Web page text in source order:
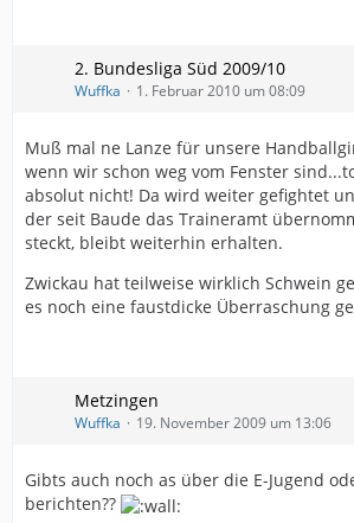
Ich breche auch mal `ne Lanze für die
können doch Handball spielen !
25.01.2010
Nicht mehr als gute Ansätze!
„Mal spielen sie schwach und
gut und verlieren, die Handballerinnen
Beyeröhde. Konstant ist (bis auf eine
dieser Saison immer nur, dass der
vom Platz geht“…..
Friedemann Bräuer (Westdeutsche
Die Ausreden von Trainer Baude sind
mehr, das sind Durchhalteparolen, von
für Regio seit 2008
„Danke Herr Baude“ gemeint war
2. Bundesliga Süd 2009/10
Wuffka 1. Februar 2010 um 08:09
Muß mal ne Lanze für unsere
wenn wir schon weg vom Fenster
absolut nicht! Da wird weiter gefightet
der seit Baude das Traineramt
steckt, bleibt weiterhin erhalten.
Zwickau hat teilweise wirklich Schwein
es noch eine faustdicke Überraschung
Metzingen
Wuffka 19. November 2009 um 13:06
Gibts auch noch as über die E-Jugend
berichten??